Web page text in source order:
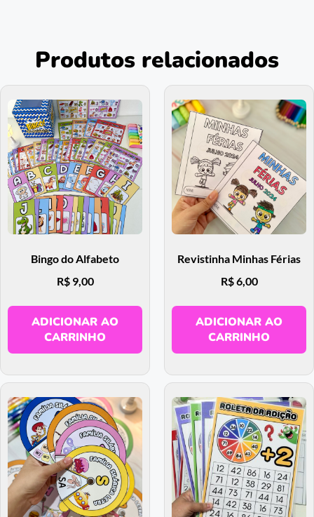
Produtos relacionados
Bingo do Alfabeto
R$9,00
ADICIONAR AO
CARRINHO
Revistinha Minhas Férias
R$6,00
ADICIONAR AO
CARRINHO